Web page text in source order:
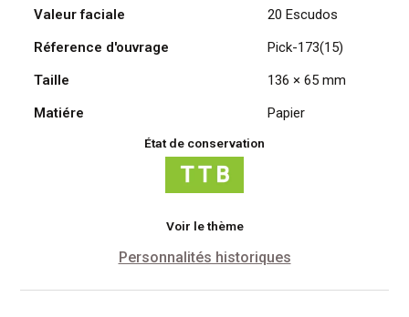
1971,
Garcia
Orta
Pick-
Valeur faciale
20 Escudos
Réference d'ouvrage
Pick-173(15)
Taille
136 × 65 mm
Matiére
Papier
État de conservation
Voir le thème
Personnalités historiques